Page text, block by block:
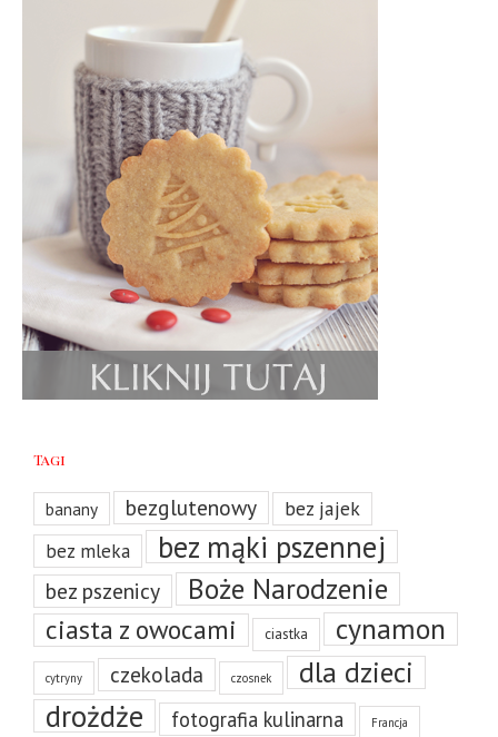
Tagi
banany bezglutenowy bez jajek
bez mleka bez mąki pszennej
bez pszenicy Boże Narodzenie
ciasta z owocami ciastka cynamon
cytryny czekolada czosnek dla dzieci
drożdże fotografia kulinarna Francja